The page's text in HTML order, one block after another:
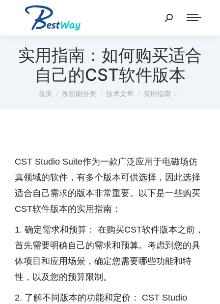
实用指南：如何购买适合
自己的CST软件版本
您在这里：
首页 按功能分类 技术文章 实用指南：…
CST Studio Suite作为一款广泛应用于电磁场仿
真领域的软件，有多个版本可供选择，因此选择
适合自己需求的版本非常重要。以下是一些购买
CST软件版本的实用指南：
1. 确定需求和预算： 在购买CST软件版本之前，
首先需要明确自己的需求和预算。考虑到您的具
体项目和应用场景，确定您需要哪些功能和特
性，以及您的预算限制。
2. 了解不同版本的功能和定价： CST Studio